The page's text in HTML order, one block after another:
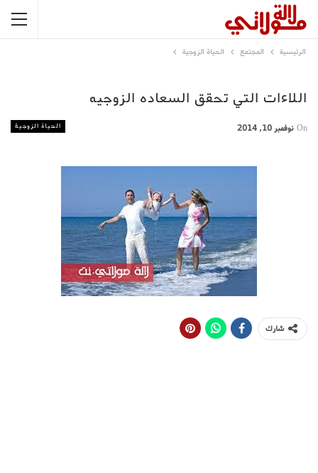
الرئيسية المجتمع الحياة الزوجية
اللاءات التي تحقق السعاده الزوجيه
الحياة الزوجية On نوفمبر 10, 2014
شارك